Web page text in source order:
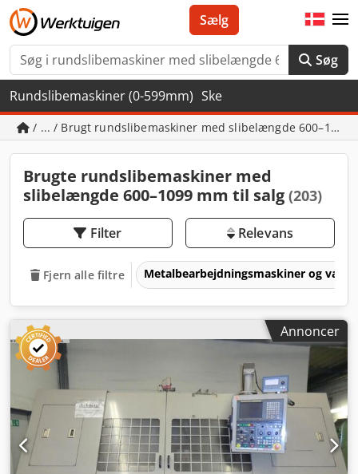
Søg
Sælg
Rundslibemaskiner (0-599mm) Ske
/ ... / Brugt rundslibemaskiner med slibelængde 600–1099
Brugte rundslibemaskiner med
slibelængde 600–1099 mm til salg (203)
Filter Relevans
Fjern alle filtre Metalbearbejdningsmaskiner og
Annoncer